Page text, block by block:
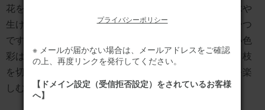
花を咲かせ、秋には鮮やかな紫色の実がなります。庭木や
生け垣として利用され、和風庭園に欠かせない植物の一つ
です。実は観賞用で食用ではありませんが、その美しい色
彩は秋の風景を彩る重要な要素となっています。また、枝
を切り取って花瓶に生けることで、室内でも秋の風情を楽
しむことができます。
プライバシーポリシー
※ メールが届かない場合は、メールアドレスをご確認
の上、再度リンクを発行してください。
【ドメイン設定（受信拒否設定）をされているお客様
へ】